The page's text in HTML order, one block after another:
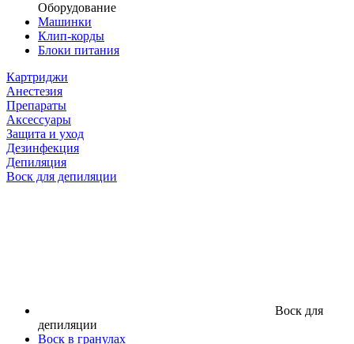
Оборудование
Машинки
Клип-корды
Блоки питания
Картриджи
Анестезия
Препараты
Аксессуары
Защита и уход
Дезинфекция
Депиляция
Воск для депиляции
Воск для
депиляции
Воск в гранулах